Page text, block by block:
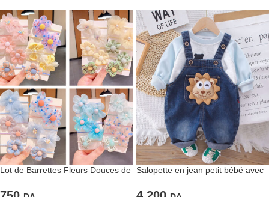
Lot de Barrettes Fleurs Douces de Salopette en jean petit bébé avec